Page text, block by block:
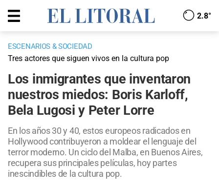
2.8°
ESCENARIOS & SOCIEDAD
Tres actores que siguen vivos en la cultura pop
Los inmigrantes que inventaron
nuestros miedos: Boris Karloff,
Bela Lugosi y Peter Lorre
En los años 30 y 40, estos europeos radicados en
Hollywood contribuyeron a moldear el lenguaje del
terror moderno. Un ciclo del Malba, en Buenos Aires,
recupera sus principales películas, hoy partes
inescindibles de la cultura pop.